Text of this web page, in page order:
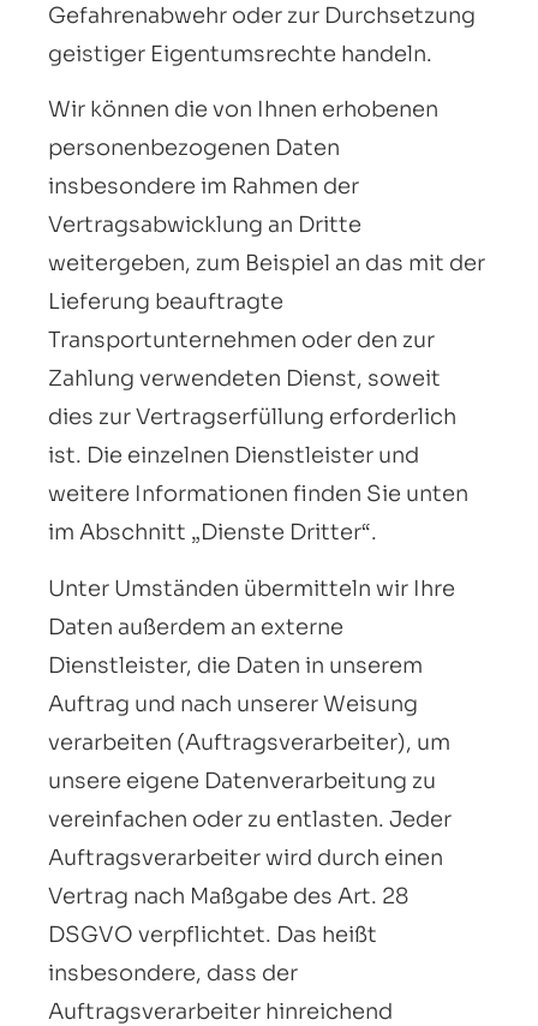
Gefahrenabwehr oder zur Durchsetzung
geistiger Eigentumsrechte handeln.
Wir können die von Ihnen erhobenen
personenbezogenen Daten
insbesondere im Rahmen der
Vertragsabwicklung an Dritte
weitergeben, zum Beispiel an das mit der
Lieferung beauftragte
Transportunternehmen oder den zur
Zahlung verwendeten Dienst, soweit
dies zur Vertragserfüllung erforderlich
ist. Die einzelnen Dienstleister und
weitere Informationen finden Sie unten
im Abschnitt „Dienste Dritter“.
Unter Umständen übermitteln wir Ihre
Daten außerdem an externe
Dienstleister, die Daten in unserem
Auftrag und nach unserer Weisung
verarbeiten (Auftragsverarbeiter), um
unsere eigene Datenverarbeitung zu
vereinfachen oder zu entlasten. Jeder
Auftragsverarbeiter wird durch einen
Vertrag nach Maßgabe des Art. 28
DSGVO verpflichtet. Das heißt
insbesondere, dass der
Auftragsverarbeiter hinreichend